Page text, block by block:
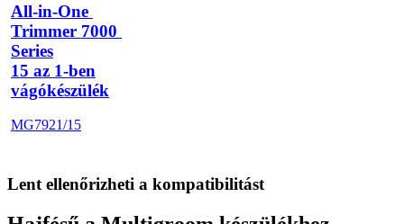
All-in-One
Trimmer 7000
Series
15 az 1-ben
vágókészülék
MG7921/15
Lent ellenőrizheti a kompatibilitást